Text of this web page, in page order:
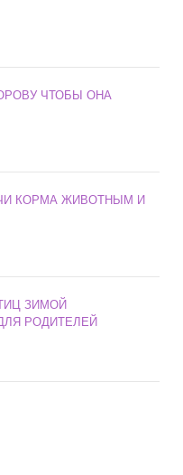
ЧТОБЫ ОНА
КОРМА ЖИВОТНЫМ И
ЗИМОЙ
РОДИТЕЛЕЙ